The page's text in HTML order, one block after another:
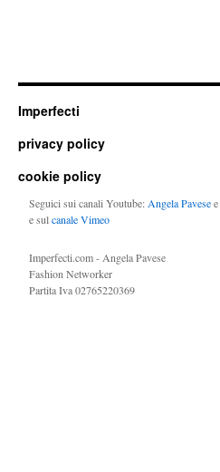
Imperfecti
privacy policy
cookie policy
Seguici sui canali Youtube: Angela Pavesee
e sulcanale Vimeo
Imperfecti.com - Angela Pavese
Fashion Networker
Partita Iva 02765220369